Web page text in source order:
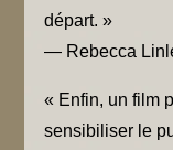
départ. »
— Rebecca
« Enfin, un film
sensibiliser le